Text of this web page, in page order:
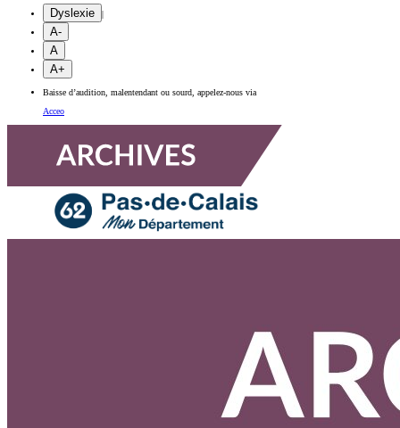
Dyslexie |
A-
A
A+
Baisse d’audition, malentendant ou sourd, appelez-nous via
Acceo